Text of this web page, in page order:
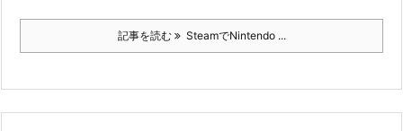
記事を読む SteamでNintendo ...